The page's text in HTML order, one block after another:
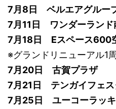
7月8日 ベルエアグルー
7月11日 ワンダーランド
7月18日 Eスペース600
※グランドリニューアル1
7月20日 古賀プラザ
7月21日 テンガイフェス
7月25日 ユーコーラッ